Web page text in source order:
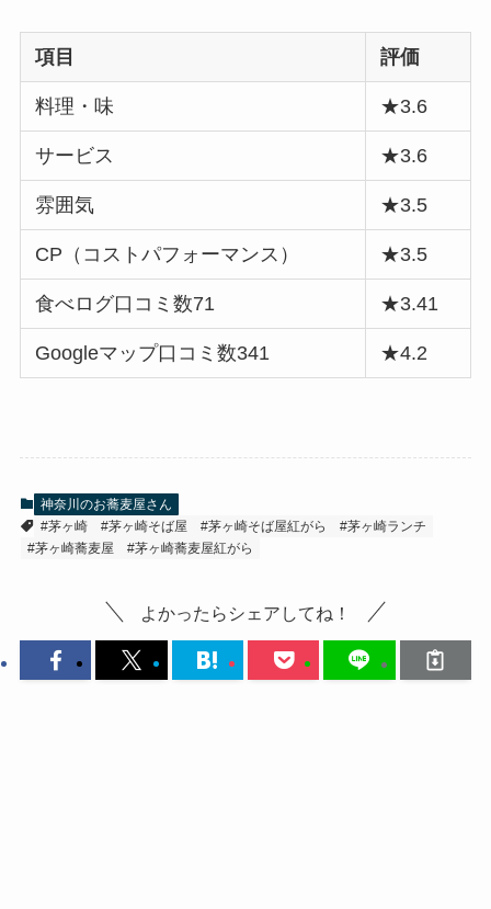
項目 評価
料理・味 ★3.6
サービス ★3.6
雰囲気 ★3.5
CP（コストパフォーマンス） ★3.5
食べログ口コミ数71 ★3.41
Googleマップ口コミ数341 ★4.2
神奈川のお蕎麦屋さん
#茅ヶ崎
#茅ヶ崎そば屋 #茅ヶ崎そば屋紅がら
#茅ヶ崎ランチ
#茅ヶ崎蕎麦屋
#茅ヶ崎蕎麦屋紅がら
よかったらシェアしてね！